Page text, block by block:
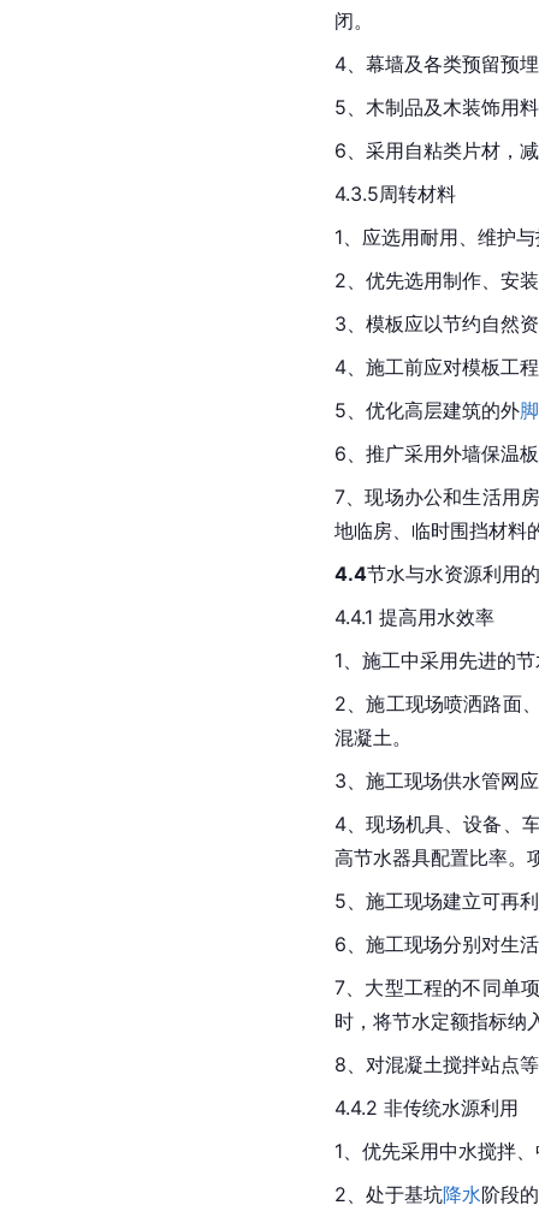
闭。
4、幕墙及各类预留预
5、木制品及木装饰用
6、采用自粘类片材，
4.3.5周转材料
1、应选用耐用、维护
2、优先选用制作、安
3、模板应以节约自然
4、施工前应对模板工
5、优化高层建筑的外
6、推广采用外墙保温
7、现场办公和生活用
地临房、临时围挡材料
4.4节水与水资源利用
4.4.1 提高用水效率
1、施工中采用先进的
2、施工现场喷洒路面
混凝土。
3、施工现场供水管网
4、现场机具、设备、
高节水器具配置比率。
5、施工现场建立可再
6、施工现场分别对生
7、大型工程的不同单
时，将节水定额指标纳
8、对混凝土搅拌站点
4.4.2 非传统水源利用
1、优先采用中水搅拌
2、处于基坑降水阶段